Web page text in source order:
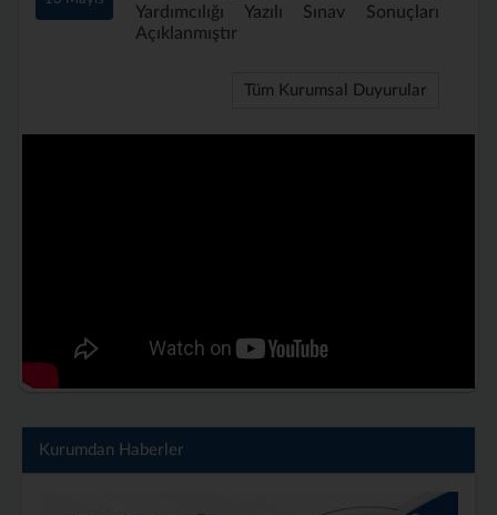
Yardımcılığı Yazılı Sınav Sonuçları
Açıklanmıştır
Tüm Kurumsal Duyurular
Kurumdan Haberler